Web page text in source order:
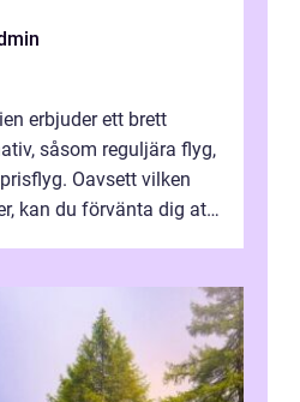
erbjuder ett brett
såsom reguljära flyg,
Oavsett vilken
kan du förvänta dig att